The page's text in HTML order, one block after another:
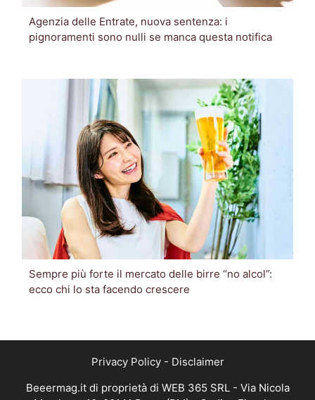
Agenzia delle Entrate, nuova sentenza: i
pignoramenti sono nulli se manca questa notifica
Sempre più forte il mercato delle birre “no alcol”:
ecco chi lo sta facendo crescere
Privacy Policy- Disclaimer
Beeermag.it di proprietà di WEB 365 SRL - Via Nicola